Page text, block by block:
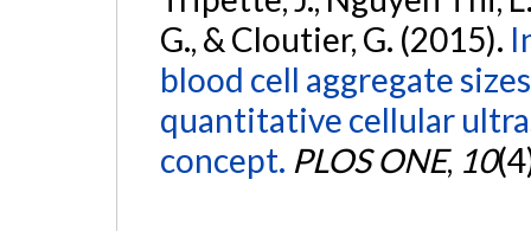
G., & Cloutier, G. (2015).
blood cell aggregate
quantitative cellular
concept. PLOS ONE, 10